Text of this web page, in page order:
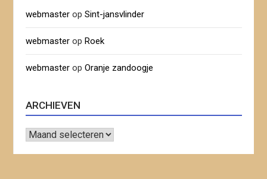
webmaster opSint-jansvlinder
webmaster opRoek
webmaster opOranje zandoogje
ARCHIEVEN
Archieven